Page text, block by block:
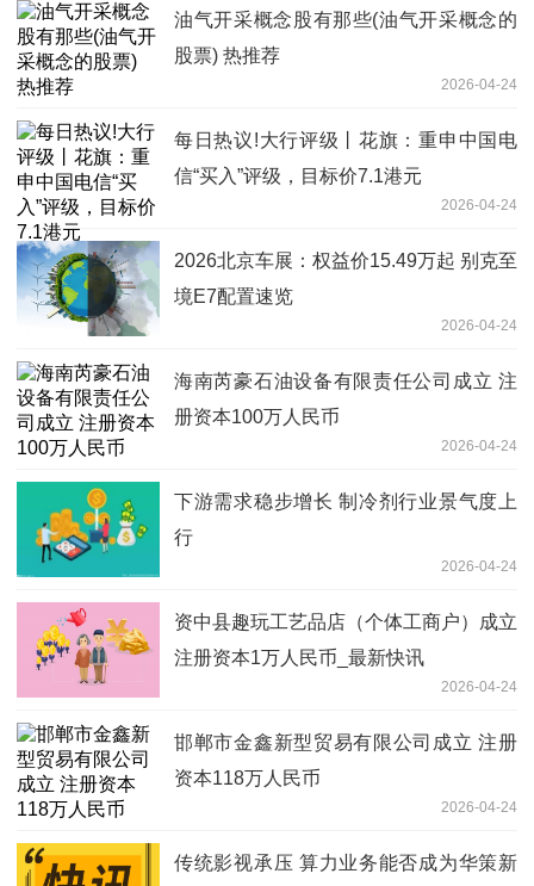
油气开采概念股有那些(油气开采概念的
股票) 热推荐
2026-04-24
每日热议!大行评级丨花旗：重申中国电
信“买入”评级，目标价7.1港元
2026-04-24
2026北京车展：权益价15.49万起 别克至
境E7配置速览
2026-04-24
海南芮豪石油设备有限责任公司成立 注
册资本100万人民币
2026-04-24
下游需求稳步增长 制冷剂行业景气度上
行
2026-04-24
资中县趣玩工艺品店（个体工商户）成立
注册资本1万人民币_最新快讯
2026-04-24
邯郸市金鑫新型贸易有限公司成立 注册
资本118万人民币
2026-04-24
传统影视承压 算力业务能否成为华策新